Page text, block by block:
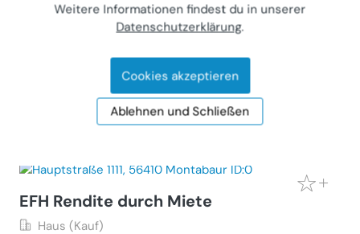
Herzogenrath, Plitscharderstrasse 60000
5 Zimmer
Letzte Aktualisierung: 02.08.2026
EFH Rendite durch Miete
Haus (Kauf)
Weitere Informationen findest du in unserer
Datenschutzerklärung.
Cookies akzeptieren
Ablehnen und Schließen